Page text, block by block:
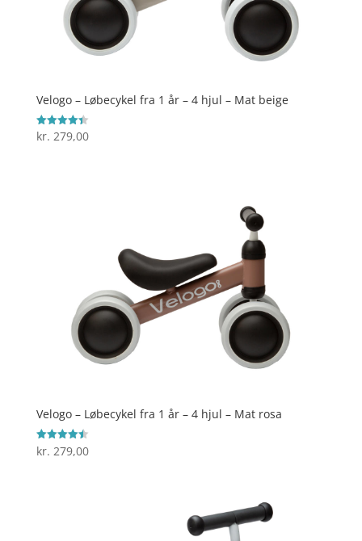
Velogo – Løbecykel fra 1 år – 4 hjul – Mat beige
Vurderet
4.4
kr. 279,00
Velogo – Løbecykel fra 1 år – 4 hjul – Mat rosa
Vurderet
4.5
kr. 279,00